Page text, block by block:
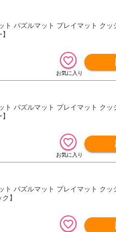
ト パズルマット プレイマット クッ
ト パズルマット プレイマット クッ
ト パズルマット プレイマット クッ
】